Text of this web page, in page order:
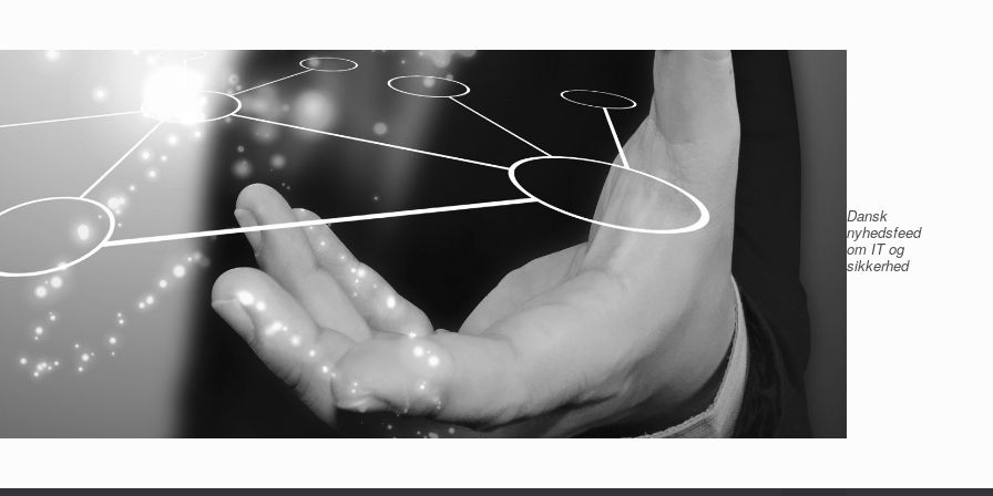
Dansk
nyhedsfeed
om IT og
sikkerhed